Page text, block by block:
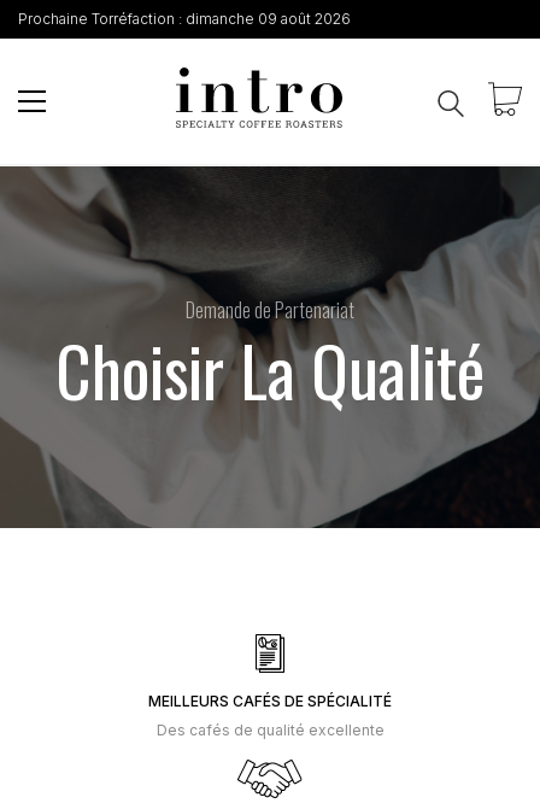
Prochaine Torréfaction : dimanche 09 août 2026
Demande de Partenariat
Choisir La Qualité
MEILLEURS CAFÉS DE SPÉCIALITÉ
Des cafés de qualité excellente